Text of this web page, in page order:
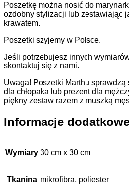
Poszetkę można nosić do
ozdobny stylizacji lub zestawiając
krawatem.
Poszetki szyjemy w Polsce.
Jeśli potrzebujesz innych
skontaktuj się z nami.
Uwaga! Poszetki Marthu
dla chłopaka lub prezent dla
piękny zestaw razem z muszką
Informacje dodatkowe
Wymiary 30 cm x 30 cm
Tkanina mikrofibra, poliester